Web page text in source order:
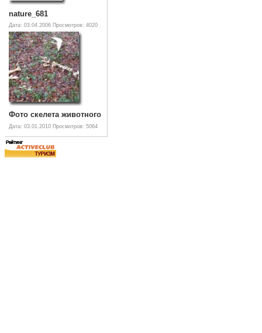
nature_681
Дата: 03.04.2006 Просмотров: 4020
Фото скелета животного
Дата: 03.01.2010 Просмотров: 5064